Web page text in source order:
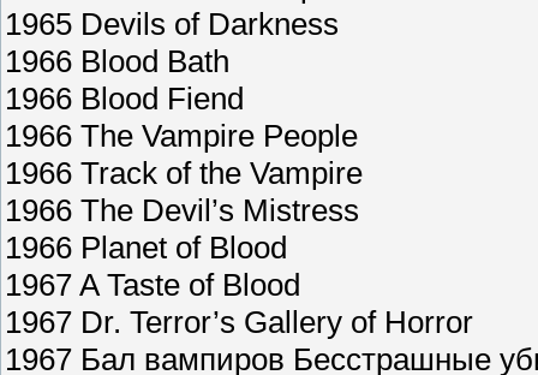
1965 Devils of Darkness
1966 Blood Bath
1966 Blood Fiend
1966 The Vampire People
1966 Track of the Vampire
1966 The Devil’s Mistress
1966 Planet of Blood
1967 A Taste of Blood
1967 Dr. Terror’s Gallery of Horror
1967 Бал вампиров Бесстрашные